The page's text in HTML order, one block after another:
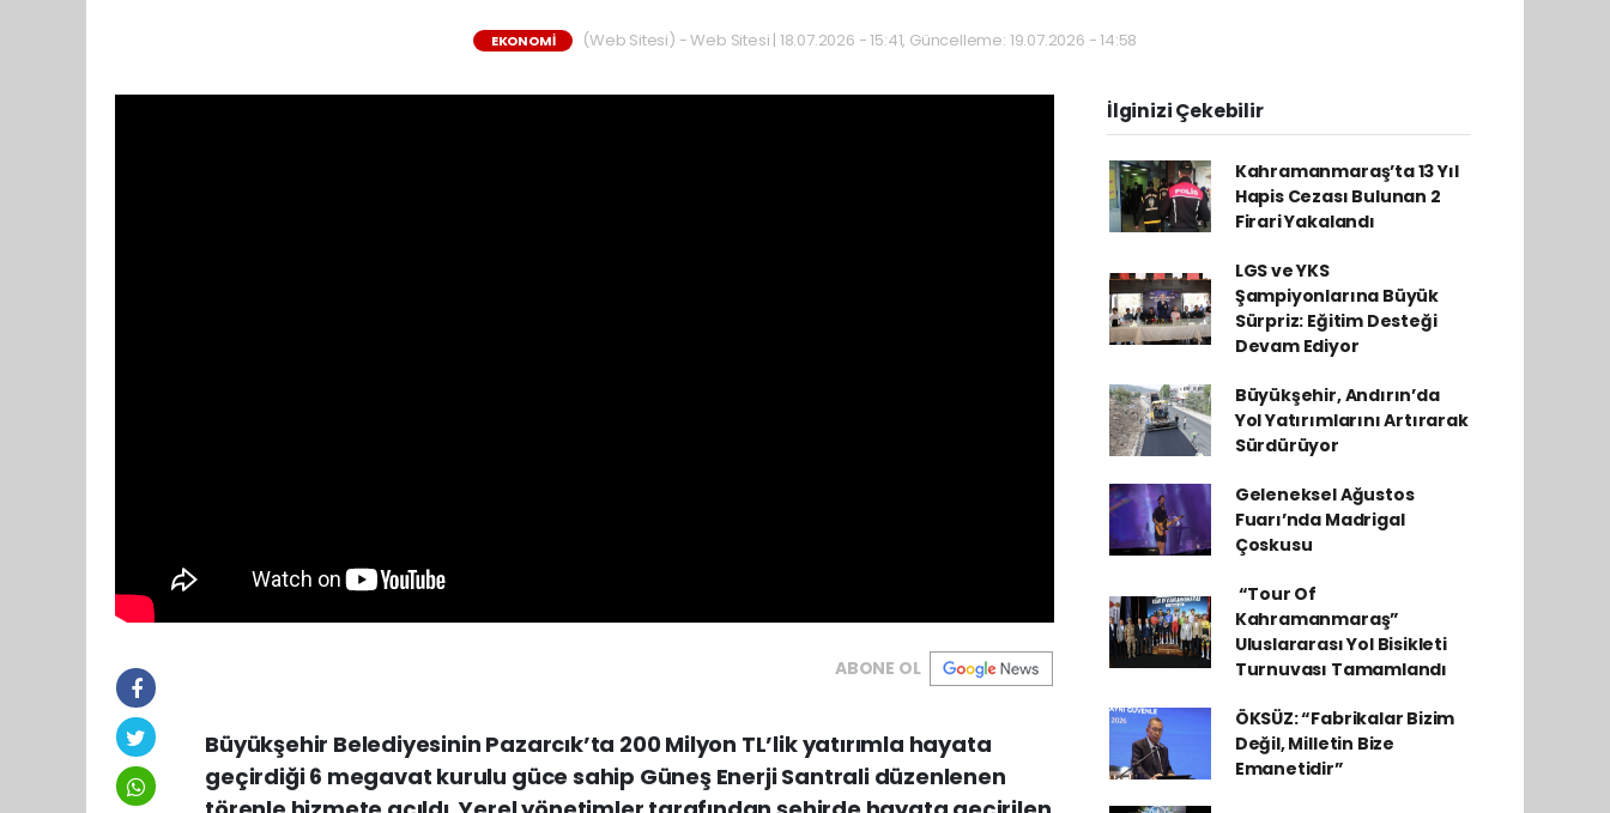
EKONOMI (Web Sitesi) - Web Sitesi | 18.07.2026 - 15:41, Güncelleme: 19.07.2026 - 14:58
ABONE OL
Büyükşehir Belediyesinin Pazarcık’ta 200 Milyon TL’lik yatırımla hayata
geçirdiği 6 megavat kurulu güce sahip Güneş Enerji Santrali düzenlenen
İlginizi Çekebilir
Kahramanmaraş’ta 13 Yıl
Hapis Cezası Bulunan 2
Firari Yakalandı
LGS ve YKS
Şampiyonlarına Büyük
Sürpriz: Eğitim Desteği
Devam Ediyor
Büyükşehir, Andırın’da
Yol Yatırımlarını Artırarak
Sürdürüyor
Geleneksel Ağustos
Fuarı’nda Madrigal
Çoskusu
​ “Tour Of
Kahramanmaraş”
Uluslararası Yol Bisikleti
Turnuvası Tamamlandı
ÖKSÜZ: “Fabrikalar Bizim
Değil, Milletin Bize
Emanetidir”